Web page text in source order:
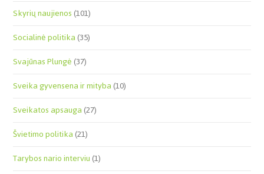
Skyrių naujienos(101)
Socialinė politika(35)
Svajūnas Plungė(37)
Sveika gyvensena ir mityba(10)
Sveikatos apsauga(27)
Švietimo politika(21)
Tarybos nario interviu(1)